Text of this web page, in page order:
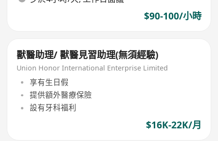
$90-100/小時
獸醫助理/ 獸醫見習助理(無須經驗)
Union Honor International Enterprise Limited
享有生日假
提供額外醫療保險
設有牙科福利
$16K-22K/月